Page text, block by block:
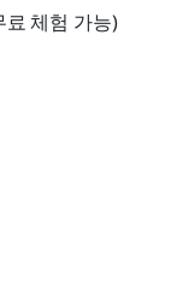
료 체험 가능)